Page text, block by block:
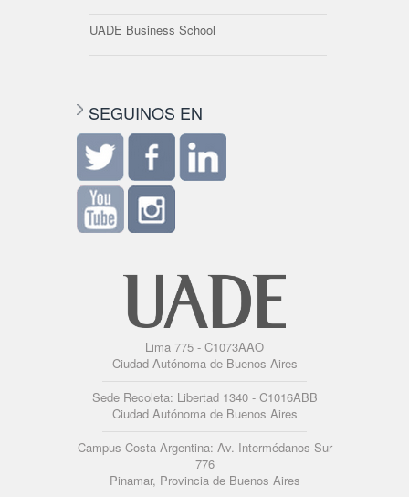
UADE Business School
SEGUINOS EN
Lima 775 - C1073AAO
Ciudad Autónoma de Buenos Aires
Sede Recoleta: Libertad 1340 - C1016ABB
Ciudad Autónoma de Buenos Aires
Campus Costa Argentina: Av. Intermédanos Sur
776
Pinamar, Provincia de Buenos Aires